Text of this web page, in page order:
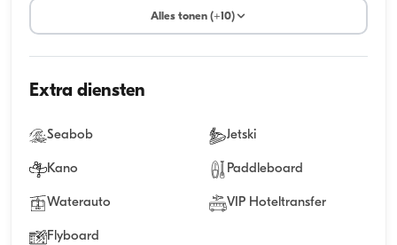
Alles tonen (+10)
Extra diensten
Seabob Jetski
Kano Paddleboard
Waterauto VIP Hoteltransfer
Flyboard